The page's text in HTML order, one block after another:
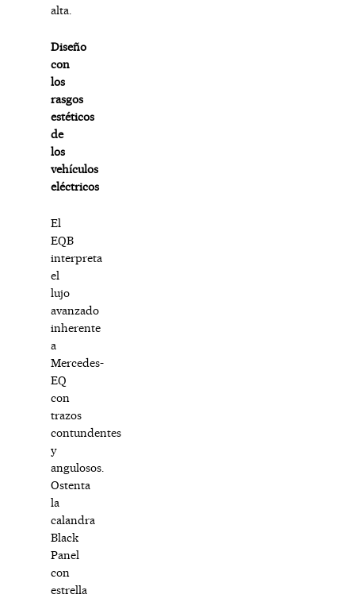
alta.
Diseño
con
los
rasgos
estéticos
de
los
vehículos
eléctricos
El
EQB
interpreta
el
lujo
avanzado
inherente
a
Mercedes-
EQ
con
trazos
contundentes
y
angulosos.
Ostenta
la
calandra
Black
Panel
con
estrella